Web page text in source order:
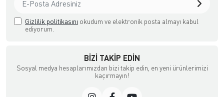
Gizlilik politikasını okudum ve elektronik posta almayı kabul
ediyorum.
BIZI TAKIP EDIN
Sosyal medya hesaplarımızdan bizi takip edin, en yeni ürünlerimizi
kaçırmayın!